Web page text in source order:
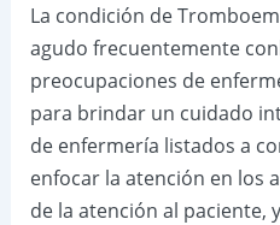
La condición de
agudo frecuentemente
preocupaciones de
para brindar un cuidado
de enfermería listados a
enfocar la atención en los
de la atención al paciente,